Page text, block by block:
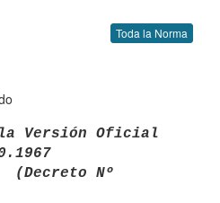
Toda la Norma
Versión Oficial